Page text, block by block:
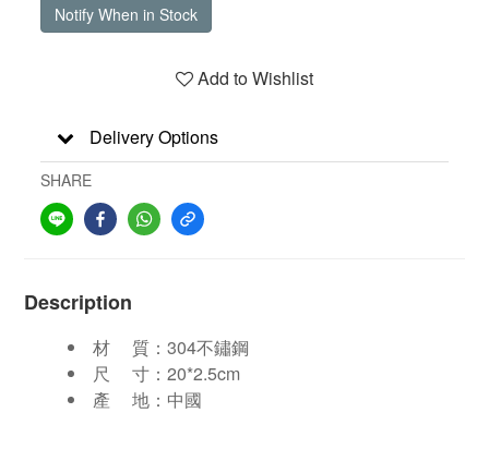
Notify When in Stock
Add to Wishlist
Delivery Options
SHARE
Description
材 質： 304不鏽鋼
尺 寸：20*2.5cm
產 地：中國